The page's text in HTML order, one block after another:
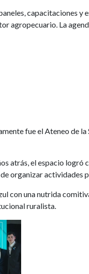
capacitaciones y
agropecuario. La
fue el Ateneo de la
atrás, el espacio
organizar actividades
con una nutrida
ruralista.